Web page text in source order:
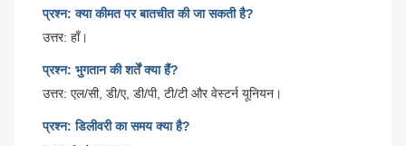
प्रश्न: क्या कीमत पर बातचीत की जा सकती है?
उत्तर: हाँ।
प्रश्न: भुगतान की शर्तें क्या हैं?
उत्तर: एल/सी, डी/ए, डी/पी, टी/टी और वेस्टर्न यूनियन।
प्रश्न: डिलीवरी का समय क्या है?